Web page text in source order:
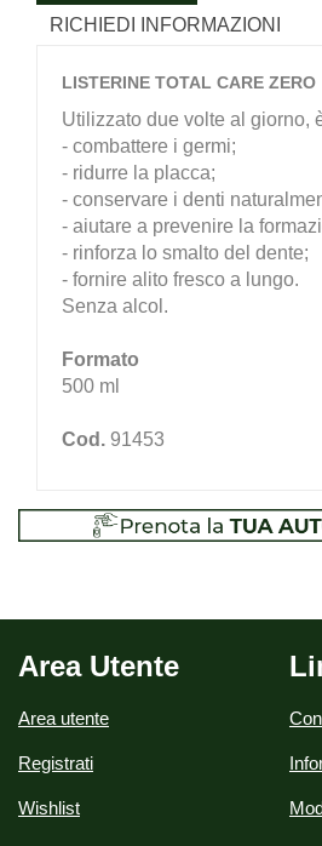
RICHIEDI INFORMAZIONI
LISTERINE TOTAL CARE ZERO
Utilizzato due volte al giorno,
- combattere i germi;
- ridurre la placca;
- conservare i denti
- aiutare a prevenire la
- rinforza lo smalto del dente;
- fornire alito fresco a lungo.
Senza alcol.
Formato
500 ml
Cod. 91453
Area Utente
Area utente
Registrati
Wishlist